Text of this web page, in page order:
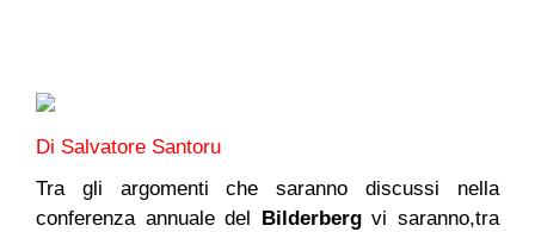
Di Salvatore Santoru
Tra gli argomenti che saranno discussi nella
conferenza annuale del
Bilderbergvi saranno,tra